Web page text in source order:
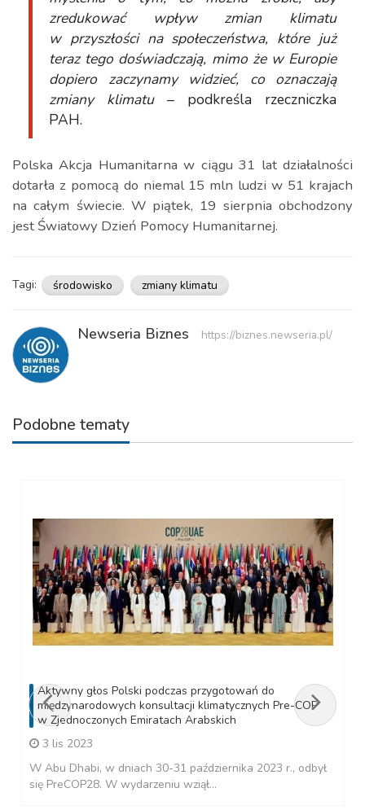
zredukować wpływ zmian klimatu
w przyszłości na społeczeństwa, które już
teraz tego doświadczają, mimo że w Europie
dopiero zaczynamy widzieć, co oznaczają
zmiany klimatu – podkreśla rzeczniczka
PAH.
Polska Akcja Humanitarna w ciągu 31 lat działalności
dotarła z pomocą do niemal 15 mln ludzi w 51 krajach
na całym świecie. W piątek, 19 sierpnia obchodzony
jest Światowy Dzień Pomocy Humanitarnej.
Tagi: środowisko zmiany klimatu
Newseria Biznes https://biznes.newseria.pl/
Podobne tematy
Aktywny głos Polski podczas przygotowań do
międzynarodowych konsultacji klimatycznych Pre-COP
w Zjednoczonych Emiratach Arabskich
3 lis 2023
W Abu Dhabi, w dniach 30-31 października 2023 r., odbył
się PreCOP28. W wydarzeniu wziął...